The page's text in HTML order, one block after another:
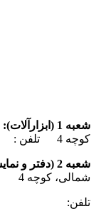
شعبه 1 (ابزارآلات):
کوچه 4 تلفن :
شعبه 2 (دفتر و نمایشگاه چرخ) :
شمالی، کوچه 4
تلفن: